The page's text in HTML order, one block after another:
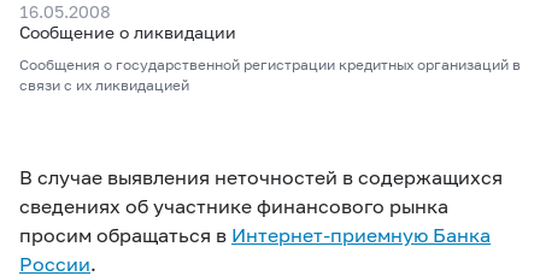
16.05.2008
Сообщение о ликвидации
Сообщения о государственной регистрации кредитных организаций в
связи с их ликвидацией
В случае выявления неточностей в содержащихся
сведениях об участнике финансового рынка
просим обращаться в Интернет-приемную Банка
России.